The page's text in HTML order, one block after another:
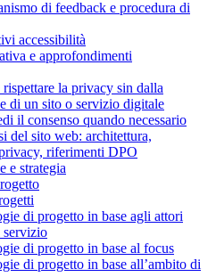
di feedback e procedura di
accessibilità
e approfondimenti
la privacy sin dalla
di un sito o servizio digitale
il consenso quando necessario
del sito web: architettura,
riferimenti DPO
e strategia
di progetto in base agli attori
di progetto in base al focus
di progetto in base all’ambito di